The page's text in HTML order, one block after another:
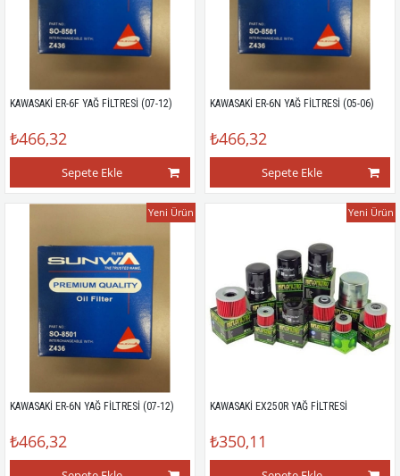
KAWASAKİ ER-6F YAĞ FİLTRESİ (07-12)
₺466,32
Sepete Ekle
KAWASAKİ ER-6N YAĞ FİLTRESİ (05-06)
₺466,32
Sepete Ekle
KAWASAKİ ER-6N YAĞ FİLTRESİ (07-12)
₺466,32
Yeni Ürün
KAWASAKİ EX250R YAĞ FİLTRESİ
₺350,11
Yeni Ürün